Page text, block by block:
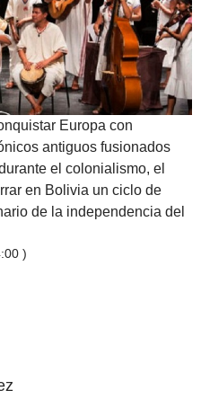
Europa con
antiguos fusionados
el colonialismo, el
en Bolivia un ciclo de
de la independencia del
)